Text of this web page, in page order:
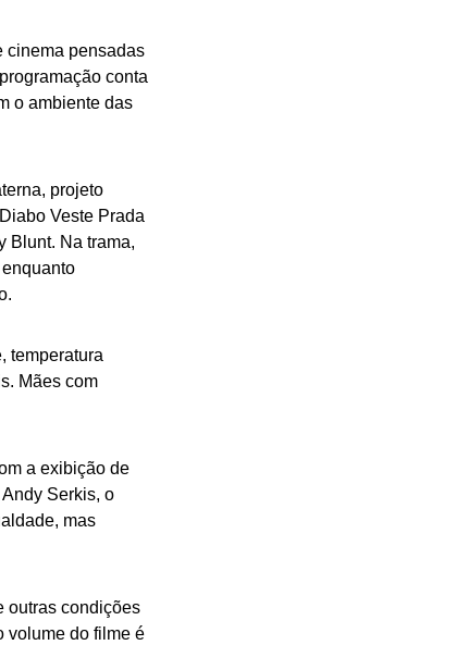
cinema pensadas
conta
o ambiente das
projeto
Veste Prada
Blunt. Na trama,
temperatura
Mães com
a exibição de
Serkis, o
mas
outras condições
volume do filme é